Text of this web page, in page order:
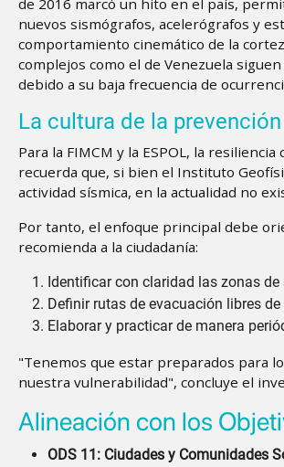
de 2016 marcó un hito en el país,
nuevos sismógrafos, acelerógrafos y
comportamiento cinemático de la
complejos como el de Venezuela
debido a su baja frecuencia de
La cultura de la
Para la FIMCM y la ESPOL, la
recuerda que, si bien el Instituto
actividad sísmica, en la actualidad no
Por tanto, el enfoque principal debe
recomienda a la ciudadanía:
Identificar con claridad las zonas
Definir rutas de evacuación libres
Elaborar y practicar de manera
"Tenemos que estar preparados para
nuestra vulnerabilidad", concluye el
Alineación con los
ODS 11: Ciudades y Comunidades